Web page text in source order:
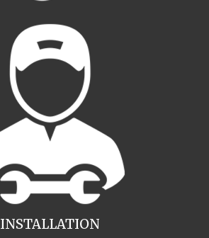
INSTALLATION